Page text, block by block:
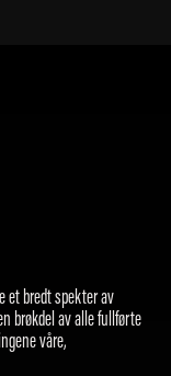
et bredt spekter av
brøkdel av alle fullførte
våre,